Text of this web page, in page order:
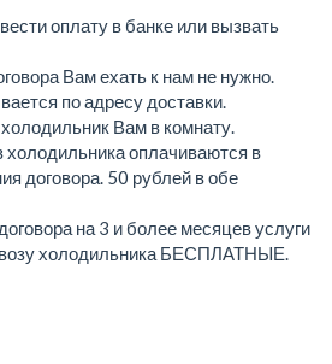
оплату в банке или вызвать
Вам ехать к нам не нужно.
по адресу доставки.
Вам в комнату.
холодильника оплачиваются в
договора. 50 рублей в обе
на 3 и более месяцев услуги
холодильника БЕСПЛАТНЫЕ.